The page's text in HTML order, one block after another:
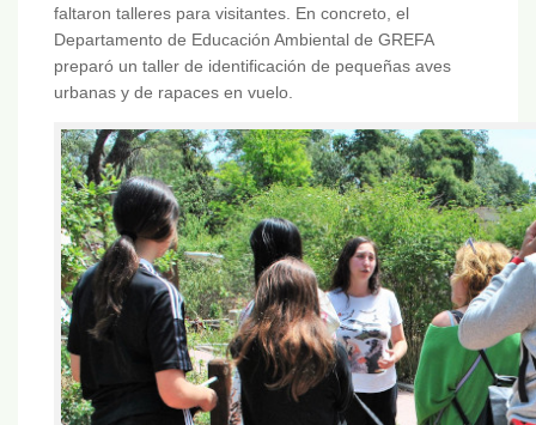
faltaron talleres para visitantes. En concreto, el
Departamento de Educación Ambiental de GREFA
preparó un taller de identificación de pequeñas aves
urbanas y de rapaces en vuelo.